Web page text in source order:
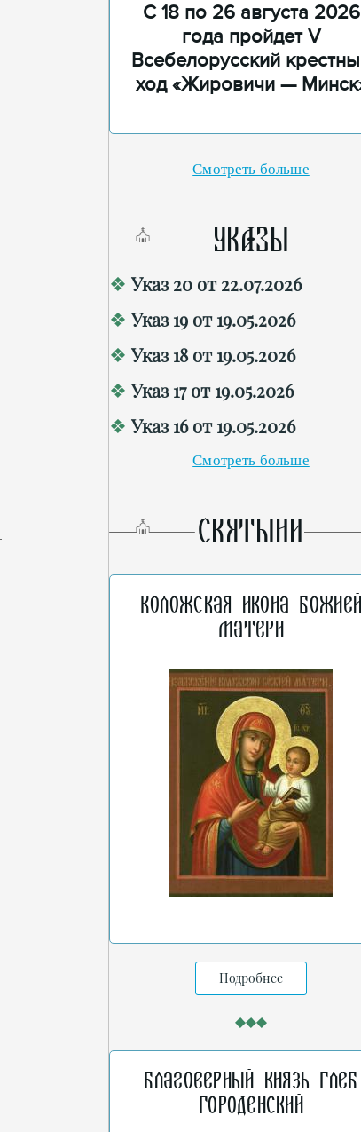
С 18 по 26 августа 2026
года пройдет V
Всебелорусский
ход «Жировичи —
Смотреть больше
УКАЗЫ
Указ 20 от 22.07.2026
Указ 19 от 19.05.2026
Указ 18 от 19.05.2026
Указ 17 от 19.05.2026
Указ 16 от 19.05.2026
Смотреть больше
СВЯТЫНИ
Коложская икона
Матери
Подробнее
Благоверный князь Глеб
Городенский